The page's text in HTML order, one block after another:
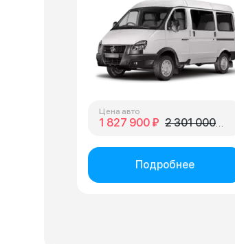
Цена авто
1 827 900 ₽ 2 301 000 ₽
Подробнее